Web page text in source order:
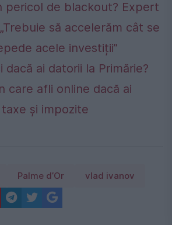
pericol de blackout? Expert
să accelerăm cât se
acele investiții”
dacă ai datorii la Primărie?
care afli online dacă ai
și impozite
Palme d’Or vlad ivanov